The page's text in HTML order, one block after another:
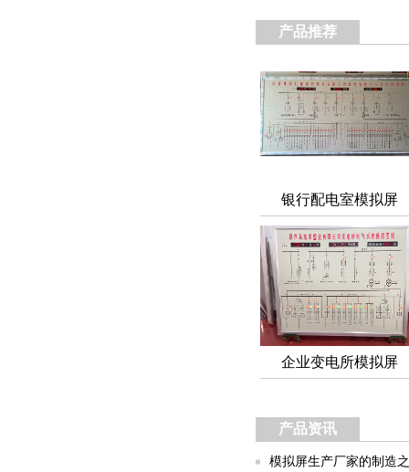
产品推荐
银行配电室模拟屏
企业变电所模拟屏
产品资讯
模拟屏生产厂家的制造之道：匠心